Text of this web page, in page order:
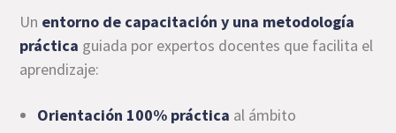
Un entorno de capacitación y una metodología
práctica guiada por expertos docentes que facilita el
aprendizaje:
Orientación 100% práctica al ámbito